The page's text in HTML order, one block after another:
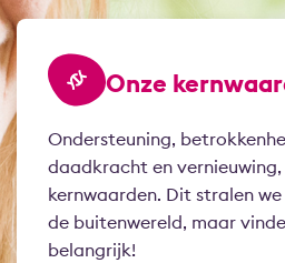
Onze
Ondersteuning,
daadkracht en
kernwaarden. Dit stralen
de buitenwereld, maar
belangrijk!